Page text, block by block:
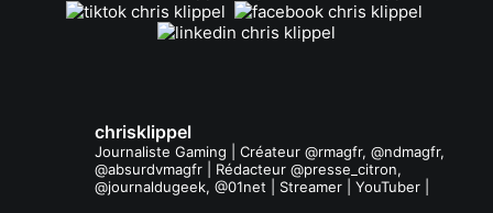
chrisklippel
Journaliste Gaming | Créateur @rmagfr, @ndmagfr,
@absurdvmagfr | Rédacteur @presse_citron,
@journaldugeek, @01net | Streamer | YouTuber |